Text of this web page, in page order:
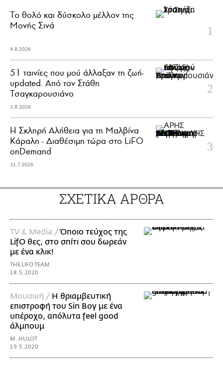
Το θολό και δύσκολο μέλλον της
Μονής Σινά
4.8.2026
51 ταινίες που μού άλλαξαν τη ζωή-
updated. Aπό τον Στάθη
Τσαγκαρουσιάνο
2.8.2026
Η Σκληρή Αλήθεια για τη Μαλβίνα
Κάραλη - Διαθέσιμη τώρα στo LiFO
onDemand
31.7.2026
ΣΧΕΤΙΚΑ ΑΡΘΡΑ
TV & Media /Όποιο τεύχος της
LifO θες, στο σπίτι σου δωρεάν
με ένα κλικ!
THE LIFO TEAM
18.5.2020
Μουσική / Η θριαμβευτική
επιστροφή του Sin Boy με ένα
υπέροχο, απόλυτα feel good
άλμπουμ
M. HULOT
19.5.2020